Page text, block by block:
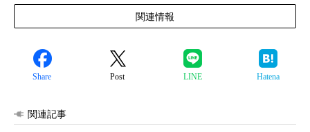
関連情報
Share Post LINE Hatena
関連記事